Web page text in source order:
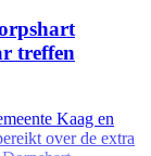
treffen
Kaag en
over de extra